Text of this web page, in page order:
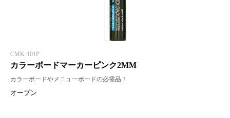
CMK-101P
カラーボードマーカーピンク2MM
カラーボードやメニューボードの必需品！
オープン